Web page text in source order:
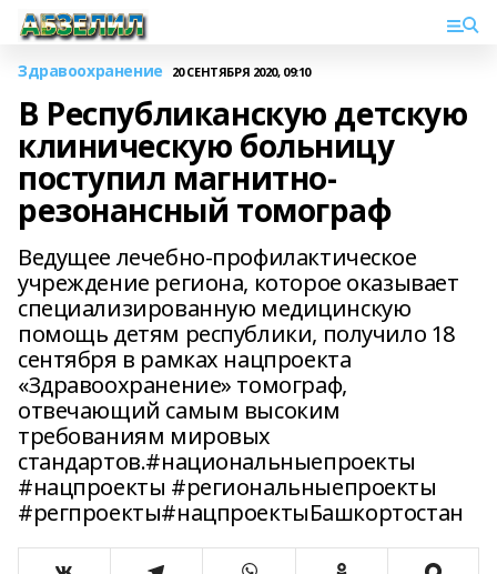
Здравоохранение 20 СЕНТЯБРЯ 2020, 09:10
В Республиканскую детскую
клиническую больницу
поступил магнитно-
резонансный томограф
Ведущее лечебно-профилактическое
учреждение региона, которое оказывает
специализированную медицинскую
помощь детям республики, получило 18
сентября в рамках нацпроекта
«Здравоохранение» томограф,
отвечающий самым высоким
требованиям мировых
стандартов.#национальныепроекты
#нацпроекты #региональныепроекты
#регпроекты#нацпроектыБашкортостан